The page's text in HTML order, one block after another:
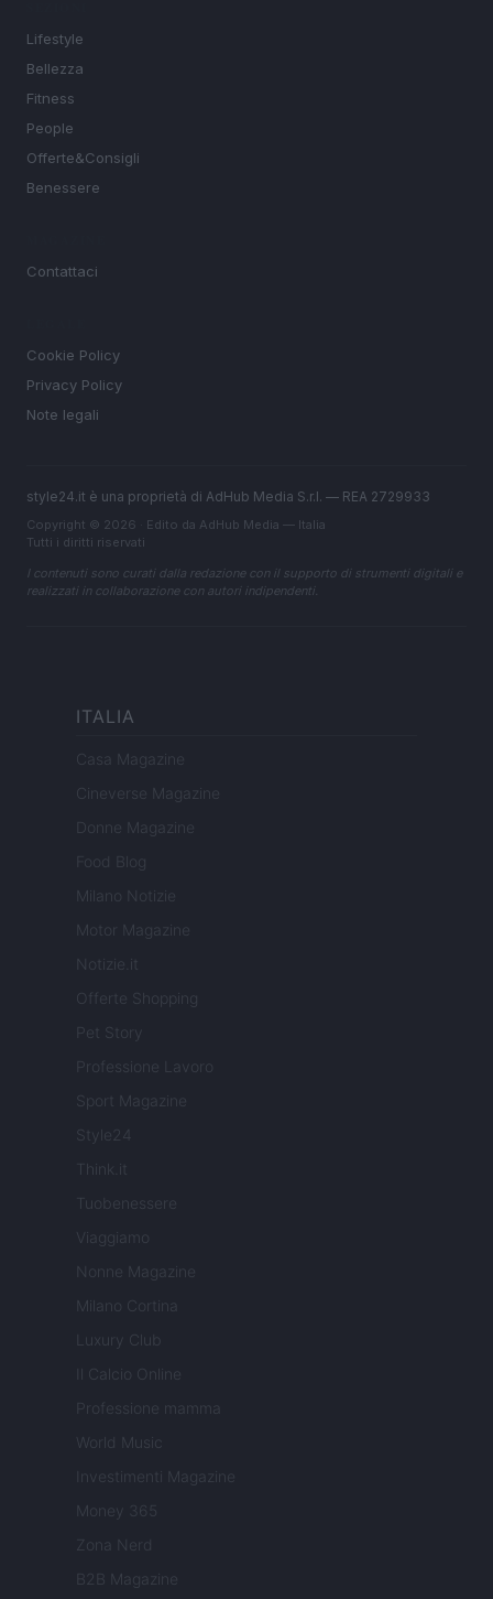
Lifestyle
Bellezza
Fitness
People
Offerte&Consigli
Benessere
Contattaci
Cookie Policy
Privacy Policy
Note legali
style24.it è una proprietà di AdHub Media S.r.l. — REA 2729933
Copyright © 2026 · Edito da AdHub Media — Italia
Tutti i diritti riservati
I contenuti sono curati dalla redazione con il supporto di strumenti digitali e
realizzati in collaborazione con autori indipendenti.
ITALIA
Casa Magazine
Cineverse Magazine
Donne Magazine
Food Blog
Milano Notizie
Motor Magazine
Notizie.it
Offerte Shopping
Pet Story
Professione Lavoro
Sport Magazine
Style24
Think.it
Tuobenessere
Viaggiamo
Nonne Magazine
Milano Cortina
Luxury Club
Il Calcio Online
Professione mamma
World Music
Investimenti Magazine
Money 365
Zona Nerd
B2B Magazine